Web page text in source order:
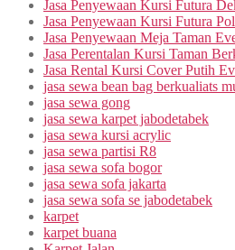
Jasa Penyewaan Kursi Futura
Jasa Penyewaan Kursi Futura
Jasa Penyewaan Meja Taman
Jasa Perentalan Kursi Taman
Jasa Rental Kursi Cover Putih
jasa sewa bean bag berkualiats
jasa sewa gong
jasa sewa karpet jabodetabek
jasa sewa kursi acrylic
jasa sewa partisi R8
jasa sewa sofa bogor
jasa sewa sofa jakarta
jasa sewa sofa se jabodetabek
karpet
karpet buana